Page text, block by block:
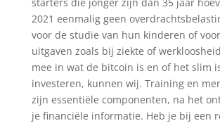
2021 eenmalig geen
voor de studie van hun kinderen of
uitgaven zoals bij ziekte of
mee in wat de bitcoin is en of het slim
investeren, kunnen wij. Training en
zijn essentiële componenten, na het
je financiële informatie. Heb je bij een